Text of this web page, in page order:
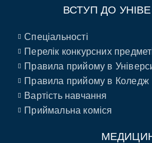
ВСТУП ДО
Спеціальності
Перелік конкурсних
Правила прийому в
Правила прийому в Коледж
Вартість навчання
Приймальна коміся